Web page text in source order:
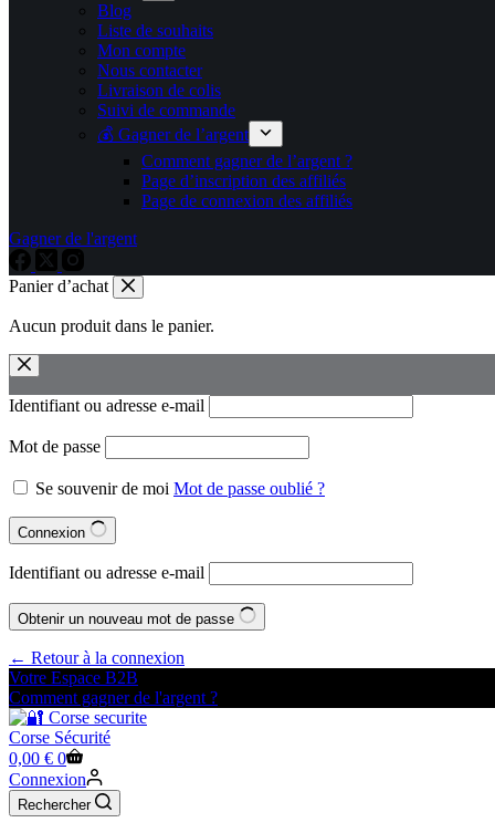
Blog
Liste de souhaits
Mon compte
Nous contacter
Livraison de colis
Suivi de commande
💰 Gagner de l’argent
Comment gagner de l’argent ?
Page d’inscription des affiliés
Page de connexion des affiliés
Gagner de l'argent
Panier d’achat
Aucun produit dans le panier.
Identifiant ou adresse e-mail
Mot de passe
Se souvenir de moi Mot de passe oublié ?
Connexion
Identifiant ou adresse e-mail
Obtenir un nouveau mot de passe
← Retour à la connexion
Votre Espace B2B
Comment gagner de l'argent ?
Corse Sécurité
Panier
d’achat
0,00 € 0
Connexion
Rechercher